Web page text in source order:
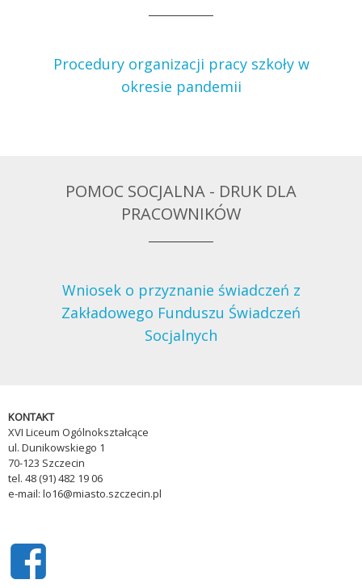
Procedury organizacji pracy szkoły w
okresie pandemii
POMOC SOCJALNA - DRUK DLA
PRACOWNIKÓW
Wniosek o przyznanie świadczeń z
Zakładowego Funduszu Świadczeń
Socjalnych
KONTAKT
XVI Liceum Ogólnokształcące
ul. Dunikowskiego 1
70-123 Szczecin
tel. 48 (91) 482 19 06
e-mail: lo16@miasto.szczecin.pl